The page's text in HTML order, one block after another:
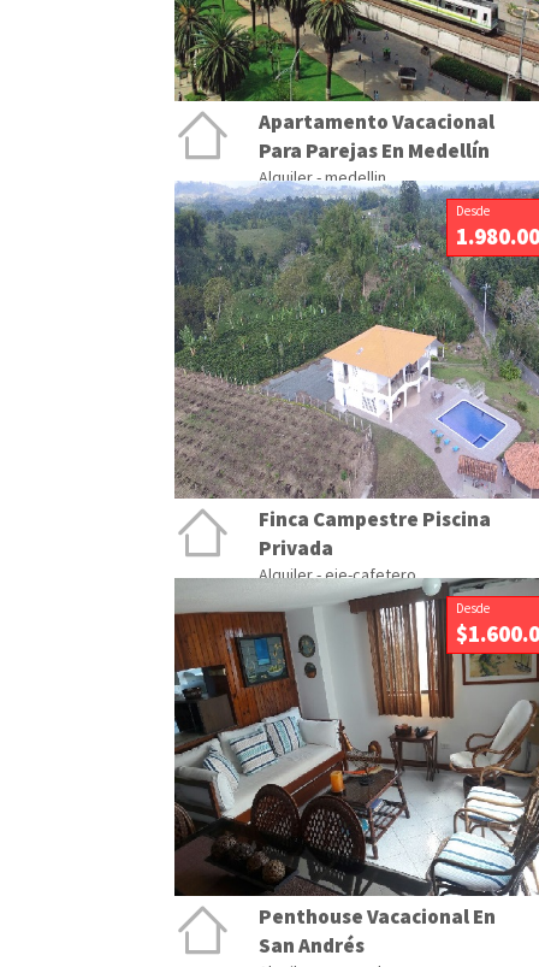
Apartamento Vacacional
Para Parejas En Medellín
Alquiler - medellin
Desde
Finca Campestre Piscina
Privada
Alquiler - eje-cafetero
Desde
Penthouse Vacacional En
San Andrés